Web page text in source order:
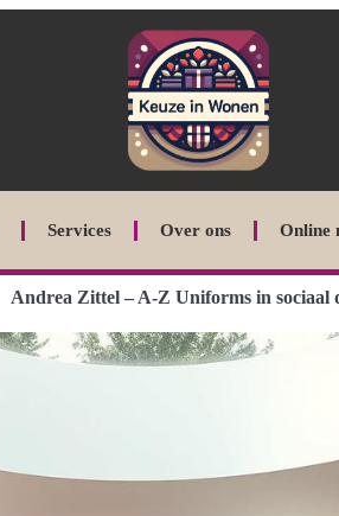
Services Over ons Online
Andrea Zittel – A-Z Uniforms in sociaal